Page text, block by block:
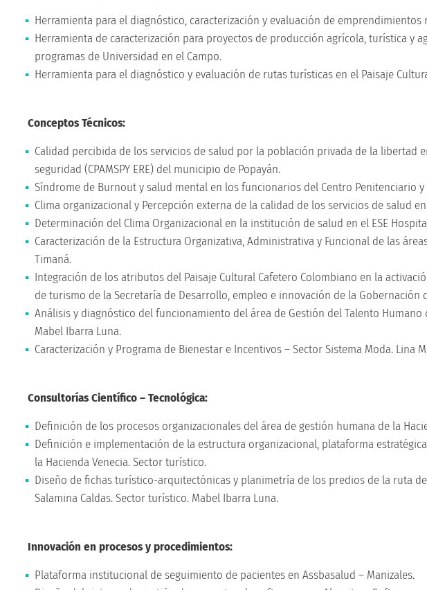
Herramienta para el diagnóstico, caracterización y evaluación de emprendimientos
Herramienta de caracterización para proyectos de producción agrícola, turística y
programas de Universidad en el Campo.
Herramienta para el diagnóstico y evaluación de rutas turísticas en el Paisaje
Conceptos Técnicos:
Calidad percibida de los servicios de salud por la población privada de la libertad
seguridad (CPAMSPY ERE) del municipio de Popayán.
Síndrome de Burnout y salud mental en los funcionarios del Centro Penitenciario
Clima organizacional y Percepción externa de la calidad de los servicios de salud en
Determinación del Clima Organizacional en la institución de salud en el ESE
Caracterización de la Estructura Organizativa, Administrativa y Funcional de las
Timaná.
Integración de los atributos del Paisaje Cultural Cafetero Colombiano en la
de turismo de la Secretaría de Desarrollo, empleo e innovación de la Gobernación
Análisis y diagnóstico del funcionamiento del área de Gestión del Talento
Mabel Ibarra Luna.
Caracterización y Programa de Bienestar e Incentivos – Sector Sistema Moda. Lina
Consultorías Científico – Tecnológica:
Definición de los procesos organizacionales del área de gestión humana de la
Definición e implementación de la estructura organizacional, plataforma
la Hacienda Venecia. Sector turístico.
Diseño de fichas turístico-arquitectónicas y planimetría de los predios de la ruta
Salamina Caldas. Sector turístico. Mabel Ibarra Luna.
Innovación en procesos y procedimientos:
Plataforma institucional de seguimiento de pacientes en Assbasalud – Manizales.